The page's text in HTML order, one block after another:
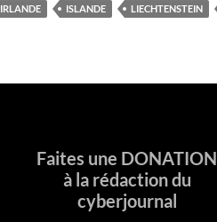
IRLANDE ISLANDE LIECHTENSTEIN
Faites une DONATION
à la rédaction du
cyberjournal